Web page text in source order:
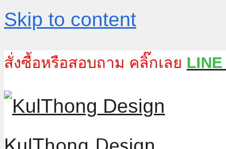
Skip to content
สั่งซื้อหรือสอบถาม คลิ๊กเลย